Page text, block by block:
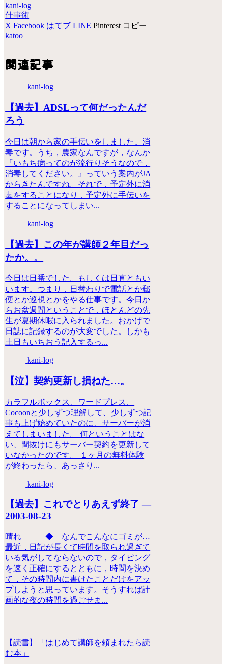
kani-log
仕事術
X Facebook はてブ LINE Pinterest コピー
katoo
関連記事
kani-log
【過去】ADSLって何だったんだ
ろう
今日は朝から家の手伝いをしました。消
毒です。うち，農家なんですが，なんか
『いもち病ってのが流行りそうなので，
消毒してください。』っていう案内がJA
からきたんですね。それで，予定外に消
毒をすることになり，予定外に手伝いを
することになってしまい...
kani-log
【過去】この年が講師２年目だっ
たか。。
今日は日番でした。もしくは日直ともい
います。つまり，日替わりで電話とか郵
便とか巡視とかをやる仕事です。今日か
らお盆週間ということで，ほとんどの先
生が夏期休暇に入られました。おかげで
日誌に記録するのが大変でした。しかも
土日もいちおう記入するっ...
kani-log
【泣】契約更新し損ねた…。
カラフルボックス、ワードプレス、
Cocoonと少しずつ理解して、少しずつ記
事も上げ始めていたのに、サーバーが消
えてしまいました。 何ということはな
い、間抜けにもサーバー契約を更新して
いなかったのです。 １ヶ月の無料体験
が終わったら、あっさり...
kani-log
【過去】これでとりあえず終了 ―
2003-08-23
晴れ ◆ なんでこんなにゴミが…
最近，日記が長くて時間を取られ過ぎて
いる気がしてならないので，タイピング
を速く正確にするとともに，時間を決め
て，その時間内に書けたことだけをアッ
プしようと思っています。そうすれば計
画的な夜の時間を過ごせま...
【読書】「はじめて講師を頼まれたら読
む本」